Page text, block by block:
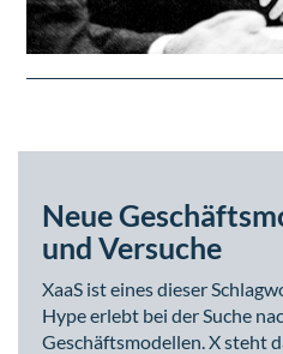
Neue
und Versuche
XaaS ist eines dieser
Hype erlebt bei der Suche
Geschäftsmodellen. X steht